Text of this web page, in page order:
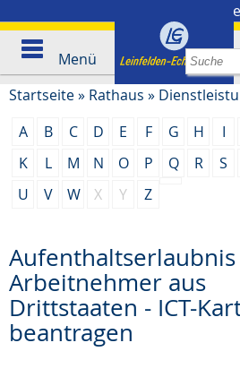
Presse
Menü
Startseite» Rathaus »
A
B C D E F G H I
K
L M N O P Q R S
U
V W X Y Z
Arbeitnehmer aus
Drittstaaten - ICT-
beantragen